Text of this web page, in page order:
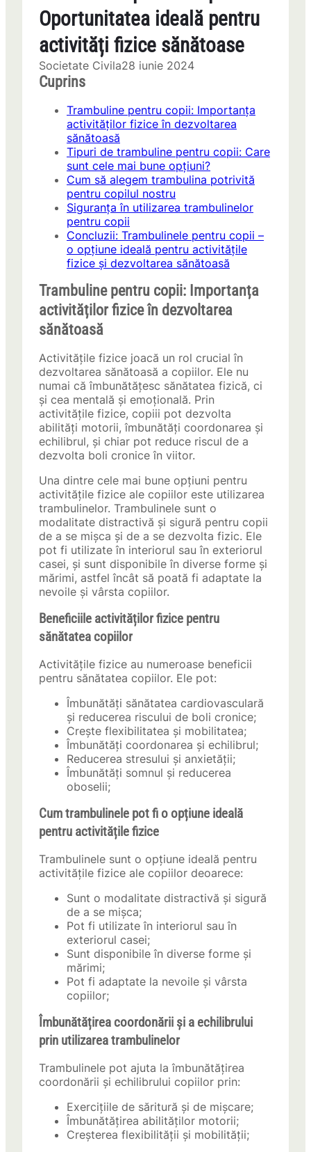
Oportunitatea ideală pentru
activități fizice sănătoase
Societate Civila28 iunie 2024
Cuprins
Trambuline pentru copii: Importanța
activităților fizice în dezvoltarea
sănătoasă
Tipuri de trambuline pentru copii: Care
sunt cele mai bune opțiuni?
Cum să alegem trambulina potrivită
pentru copilul nostru
Siguranța în utilizarea trambulinelor
pentru copii
Concluzii: Trambulinele pentru copii –
o opțiune ideală pentru activitățile
fizice și dezvoltarea sănătoasă
Trambuline pentru copii: Importanța
activităților fizice în dezvoltarea
sănătoasă
Activitățile fizice joacă un rol crucial în
dezvoltarea sănătoasă a copiilor. Ele nu
numai că îmbunătățesc sănătatea fizică, ci
și cea mentală și emoțională. Prin
activitățile fizice, copiii pot dezvolta
abilități motorii, îmbunătăți coordonarea și
echilibrul, și chiar pot reduce riscul de a
dezvolta boli cronice în viitor.
Una dintre cele mai bune opțiuni pentru
activitățile fizice ale copiilor este utilizarea
trambulinelor. Trambulinele sunt o
modalitate distractivă și sigură pentru copii
de a se mișca și de a se dezvolta fizic. Ele
pot fi utilizate în interiorul sau în exteriorul
casei, și sunt disponibile în diverse forme și
mărimi, astfel încât să poată fi adaptate la
nevoile și vârsta copiilor.
Beneficiile activităților fizice pentru
sănătatea copiilor
Activitățile fizice au numeroase beneficii
pentru sănătatea copiilor. Ele pot:
Îmbunătăți sănătatea cardiovasculară
și reducerea riscului de boli cronice;
Crește flexibilitatea și mobilitatea;
Îmbunătăți coordonarea și echilibrul;
Reducerea stresului și anxietății;
Îmbunătăți somnul și reducerea
oboselii;
Cum trambulinele pot fi o opțiune ideală
pentru activitățile fizice
Trambulinele sunt o opțiune ideală pentru
activitățile fizice ale copiilor deoarece:
Sunt o modalitate distractivă și sigură
de a se mișca;
Pot fi utilizate în interiorul sau în
exteriorul casei;
Sunt disponibile în diverse forme și
mărimi;
Pot fi adaptate la nevoile și vârsta
copiilor;
Îmbunătățirea coordonării și a echilibrului
prin utilizarea trambulinelor
Trambulinele pot ajuta la îmbunătățirea
coordonării și echilibrului copiilor prin:
Exercițiile de săritură și de mișcare;
Îmbunătățirea abilităților motorii;
Creșterea flexibilității și mobilității;